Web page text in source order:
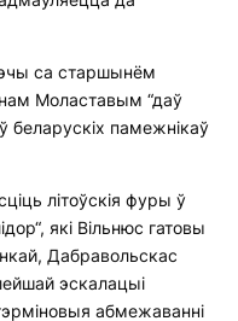
са старшынём
Моластавым “даў
беларускіх памежнікаў
літоўскія фуры ў
які Вільнюс гатовы
Дабравольскас
эскалацыі
абмежаванні